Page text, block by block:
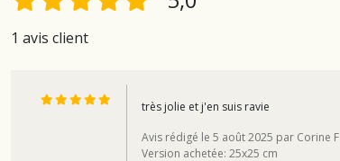
1 avis client
très jolie et j'en suis ravie
Avis rédigé le 5 août 2025 par Corine F
Version achetée: 25x25 cm